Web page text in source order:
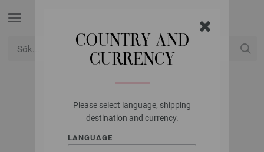
COUNTRY AND
CURRENCY
Please select language, shipping
destination and currency.
LANGUAGE
LANA GROSSA
SETAPURA